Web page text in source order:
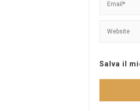
Salva il